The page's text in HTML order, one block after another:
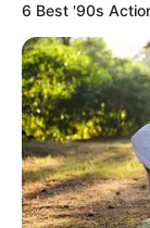
6 Best '90s